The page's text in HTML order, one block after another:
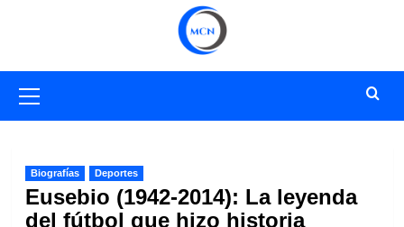
primario
Biografías Deportes
Eusebio (1942-2014): La leyenda
del fútbol que hizo historia